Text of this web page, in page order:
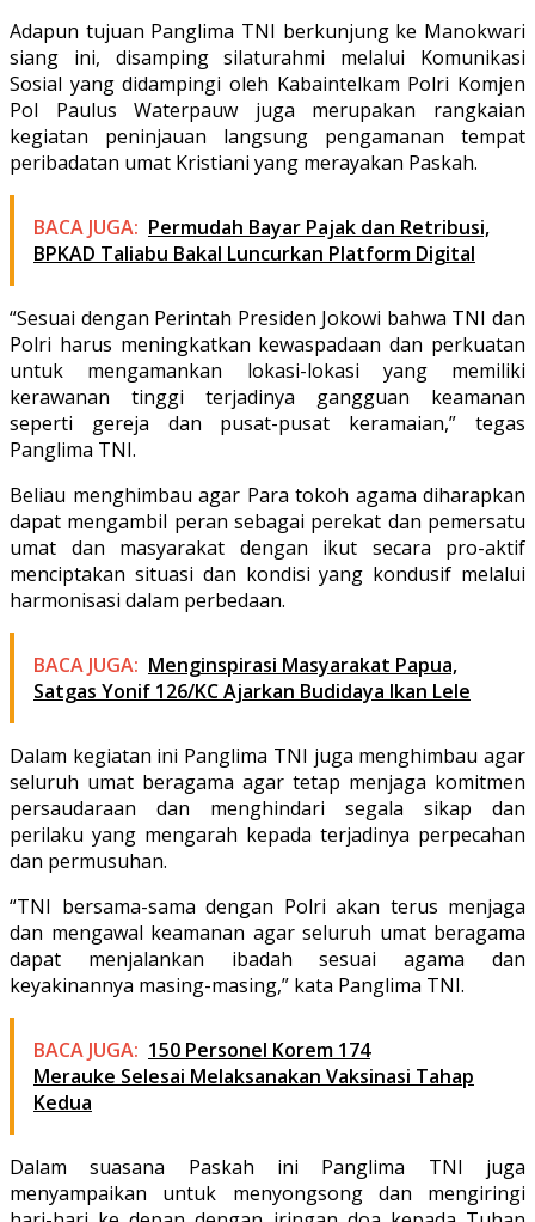
Adapun tujuan Panglima TNI berkunjung ke Manokwari
siang ini, disamping silaturahmi melalui Komunikasi
Sosial yang didampingi oleh Kabaintelkam Polri Komjen
Pol Paulus Waterpauw juga merupakan rangkaian
kegiatan peninjauan langsung pengamanan tempat
peribadatan umat Kristiani yang merayakan Paskah.
BACA JUGA: Permudah Bayar Pajak dan Retribusi,
BPKAD Taliabu Bakal Luncurkan Platform Digital
“Sesuai dengan Perintah Presiden Jokowi bahwa TNI dan
Polri harus meningkatkan kewaspadaan dan perkuatan
untuk mengamankan lokasi-lokasi yang memiliki
kerawanan tinggi terjadinya gangguan keamanan
seperti gereja dan pusat-pusat keramaian,” tegas
Panglima TNI.
Beliau menghimbau agar Para tokoh agama diharapkan
dapat mengambil peran sebagai perekat dan pemersatu
umat dan masyarakat dengan ikut secara pro-aktif
menciptakan situasi dan kondisi yang kondusif melalui
harmonisasi dalam perbedaan.
BACA JUGA: Menginspirasi Masyarakat Papua,
Satgas Yonif 126/KC Ajarkan Budidaya Ikan Lele
Dalam kegiatan ini Panglima TNI juga menghimbau agar
seluruh umat beragama agar tetap menjaga komitmen
persaudaraan dan menghindari segala sikap dan
perilaku yang mengarah kepada terjadinya perpecahan
dan permusuhan.
“TNI bersama-sama dengan Polri akan terus menjaga
dan mengawal keamanan agar seluruh umat beragama
dapat menjalankan ibadah sesuai agama dan
keyakinannya masing-masing,” kata Panglima TNI.
BACA JUGA: 150 Personel Korem 174
Merauke Selesai Melaksanakan Vaksinasi Tahap
Kedua
Dalam suasana Paskah ini Panglima TNI juga
menyampaikan untuk menyongsong dan mengiringi